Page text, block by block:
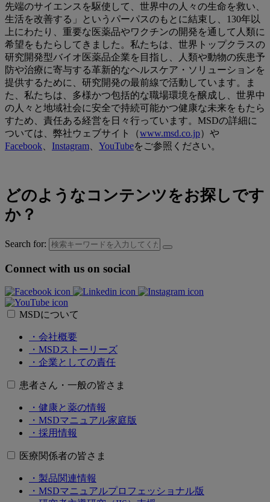
先端のサイエンスを駆使して、世界中の人々の生命を救い、
生活を改善する」というパーパスのもとに結束し、130年以
上にわたり、重要な医薬品やワクチンの開発を通して人類に
希望をもたらしてきました。私たちは、世界トップクラスの
研究開発型バイオ医薬品企業を目指し、人類や動物の疾患予
防や治療に寄与する革新的なヘルスケア・ソリューションを
提供するために、研究開発の最前線で活動しています。ま
た、私たちは、多様かつ包括的な職場環境を醸成し、世界中
の人々と地域社会に安全で持続可能かつ健康な未来をもたら
すため、責任ある経営を日々行っています。MSDの詳細に
ついては、弊社ウェブサイト（www.msd.co.jp）や
Facebook
Instagram YouTubeをご参照ください。
どのようなコンテンツをお探しです
か？
Search for:
Connect with us on social
MSDについて
・会社概要
・MSDストーリーズ
・企業としての責任
患者さん・一般の皆さま
・健康と薬の情報
・MSDマニュアル家庭版
・採用情報
医療関係者の皆さま
・製品関連情報
・MSDマニュアルプロフェッショナル版